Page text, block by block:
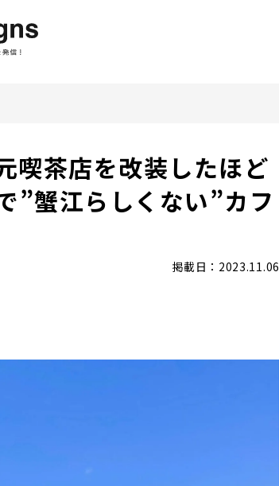
喫茶店を改装したほど
”蟹江らしくない”カフ
掲載日：2023.11.06